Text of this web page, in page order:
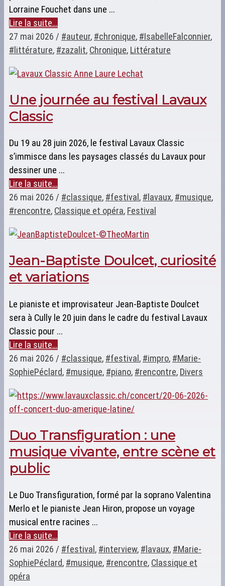
Lorraine Fouchet dans une ...
Lire la suite…
27 mai 2026 / #auteur, #chronique, #IsabelleFalconnier,
#littérature, #zazalit, Chronique, Littérature
Une journée au festival Lavaux
Classic
Du 19 au 28 juin 2026, le festival Lavaux Classic
s’immisce dans les paysages classés du Lavaux pour
dessiner une ...
Lire la suite…
26 mai 2026 / #classique, #festival , #lavaux, #musique,
#rencontre, Classique et opéra, Festival
Jean-Baptiste Doulcet, curiosité
et variations
Le pianiste et improvisateur Jean-Baptiste Doulcet
sera à Cully le 20 juin dans le cadre du festival Lavaux
Classic pour ...
Lire la suite…
26 mai 2026 / #classique, #festival, #impro, #Marie-
SophiePéclard, #musique, #piano, #rencontre, Divers
Duo Transfiguration : une
musique vivante, entre scène et
public
Le Duo Transfiguration, formé par la soprano Valentina
Merlo et le pianiste Jean Hiron, propose un voyage
musical entre racines ...
Lire la suite…
26 mai 2026 / #festival , #interview, #lavaux, #Marie-
SophiePéclard, #musique, #rencontre, Classique et
opéra